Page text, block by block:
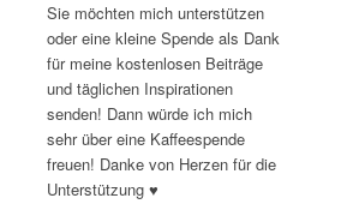
Sie möchten mich unterstützen
oder eine kleine Spende als Dank
für meine kostenlosen Beiträge
und täglichen Inspirationen
senden! Dann würde ich mich
sehr über eine Kaffeespende
freuen! Danke von Herzen für die
Unterstützung ♥